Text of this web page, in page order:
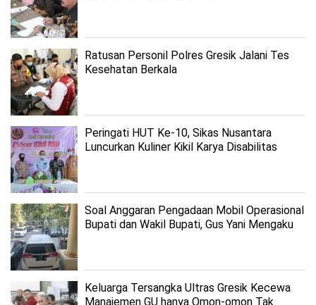
Ratusan Personil Polres Gresik Jalani Tes
Kesehatan Berkala
Peringati HUT Ke-10, Sikas Nusantara
Luncurkan Kuliner Kikil Karya Disabilitas
Soal Anggaran Pengadaan Mobil Operasional
Bupati dan Wakil Bupati, Gus Yani Mengaku
Keluarga Tersangka Ultras Gresik Kecewa
Manajemen GU hanya Omon-omon Tak